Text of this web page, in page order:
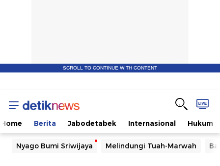
SCROLL TO CONTINUE WITH CONTENT
Home Berita Jabodetabek Internasional Hukum
Nyago Bumi Sriwijaya Melindungi Tuah-Marwah